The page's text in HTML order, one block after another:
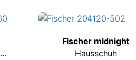
Fischer midnight
Hausschuh